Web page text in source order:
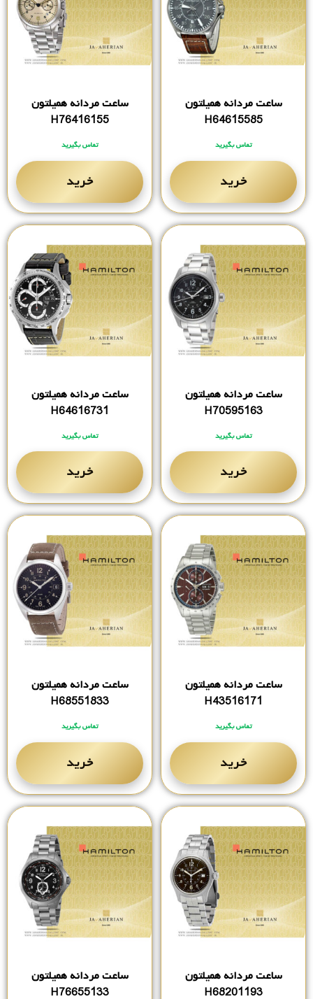
ساعت مردانه همیلتون
H64615585
تماس بگیرید
خرید
ساعت مردانه همیلتون
H76416155
تماس بگیرید
خرید
ساعت مردانه همیلتون
H70595163
تماس بگیرید
خرید
ساعت مردانه همیلتون
H64616731
تماس بگیرید
خرید
ساعت مردانه همیلتون
H43516171
تماس بگیرید
خرید
ساعت مردانه همیلتون
H68551833
تماس بگیرید
خرید
ساعت مردانه همیلتون
H68201193
ساعت مردانه همیلتون
H76655133